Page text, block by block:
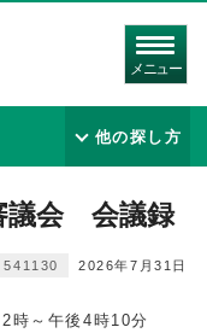
メニュー
他の探し方
議会 会議録
2026年7月31日
541130
～午後4時10分